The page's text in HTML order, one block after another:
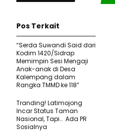
Pos Terkait
“Serda Suwandi Said dari
Kodim 1420/Sidrap
Memimpin Sesi Mengaji
Anak-anak di Desa
Kalempang dalam
Rangka TMMD ke 118”
Tranding! Latimojong
Incar Status Taman
Nasional, Tapi… Ada PR
Sosialnya